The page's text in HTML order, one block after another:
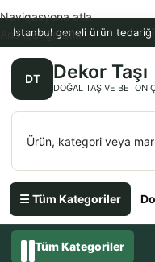
İstanbul geneli ürün
DT Dekor Taşı
DOĞAL TAŞ VE BETON
☰ Tüm Kategoriler
Navigasyona atla
Ana içeriğe atla
Tüm Kategoriler